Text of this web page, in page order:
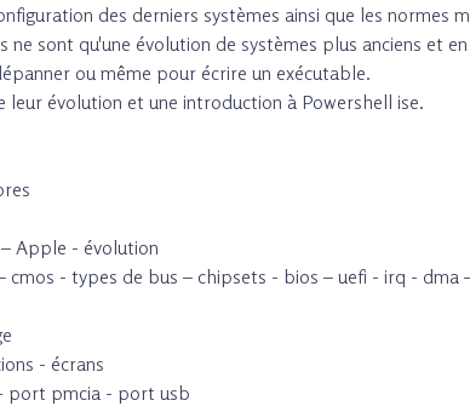
des derniers systèmes ainsi que les normes
sont qu'une évolution de systèmes plus anciens et
ou même pour écrire un exécutable.
leur évolution et une introduction à Powershell ise.
Apple - évolution
- types de bus – chipsets - bios – uefi - irq - dma
- écrans
port pmcia - port usb